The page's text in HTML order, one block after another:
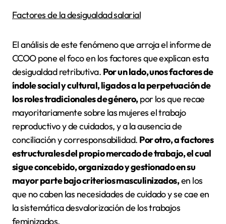
Factores de la desigualdad salarial
El análisis de este fenómeno que arroja el informe de
CCOO pone el foco en los factores que explican esta
desigualdad retributiva. Por un lado, unos factores de
índole social y cultural, ligados a la perpetuación de
los roles tradicionales de género,por los que recae
mayoritariamente sobre las mujeres el trabajo
reproductivo y de cuidados, y a la ausencia de
conciliación y corresponsabilidad. Por otro, a factores
estructurales del propio mercado de trabajo, el cual
sigue concebido, organizado y gestionado en su
mayor parte bajo criterios masculinizados,en los
que no caben las necesidades de cuidado y se cae en
la sistemática desvalorización de los trabajos
feminizados.